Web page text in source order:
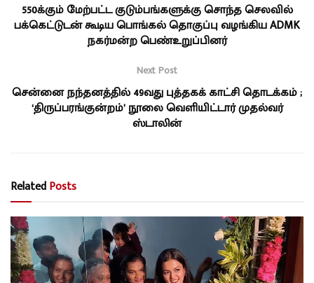
550க்கும் மேற்பட்ட குடும்பங்களுக்கு சொந்த செலவில்
பக்கெட்டுடன் கூடிய பொங்கல் தொகுப்பு வழங்கிய ADMK
நகர்மன்ற பெண்உறுப்பினர்
Next Post
சென்னை நந்தனத்தில் 49வது புத்தகக் காட்சி தொடக்கம் ;
‘திருப்பரங்குன்றம்’ நூலை வெளியிட்டார் முதல்வர்
ஸ்டாலின்
RelatedPosts